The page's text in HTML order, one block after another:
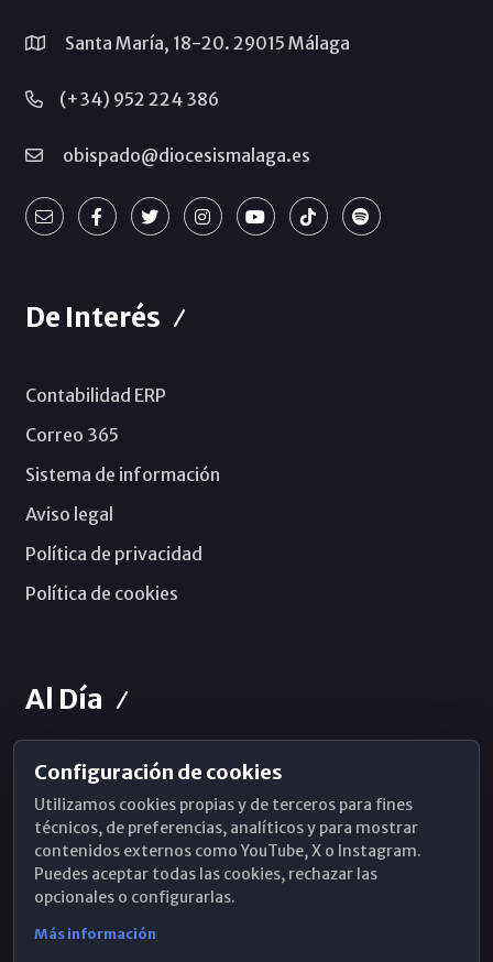
Santa María, 18-20. 29015 Málaga
(+34) 952 224 386
obispado@diocesismalaga.es
De Interés
Contabilidad ERP
Correo 365
Sistema de información
Aviso legal
Política de privacidad
Política de cookies
Al Día
Horarios de Misa
Hemeroteca
WhatsApp
Configuración de cookies
Utilizamos cookies propias y de terceros para fines
técnicos, de preferencias, analíticos y para mostrar
contenidos externos como YouTube, X o Instagram.
Puedes aceptar todas las cookies, rechazar las
opcionales o configurarlas.
Más información